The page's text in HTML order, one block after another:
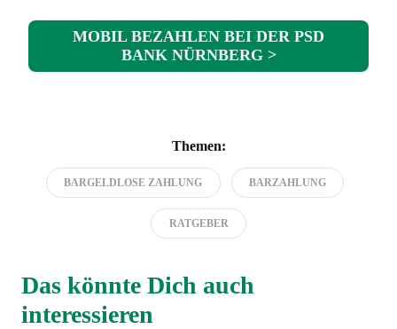
MOBIL BEZAHLEN BEI DER PSD
BANK NÜRNBERG >
Themen:
BARGELDLOSE ZAHLUNG BARZAHLUNG
RATGEBER
Das könnte Dich auch
interessieren